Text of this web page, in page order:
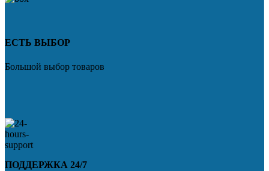
ЕСТЬ ВЫБОР
Большой выбор товаров
ПОДДЕРЖКА 24/7